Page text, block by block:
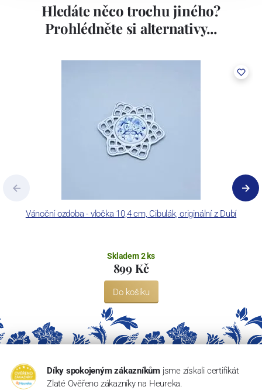
Hledáte něco trochu jiného?
Prohlédněte si alternativy...
Vánoční ozdoba - vločka 10,4 cm, Cibulák, originální z Dubí
Skladem 2 ks
899 Kč
Do košíku
Díky spokojeným zákazníkům jsme získali certifikát
Zlaté Ověřeno zákazníky na Heureka.